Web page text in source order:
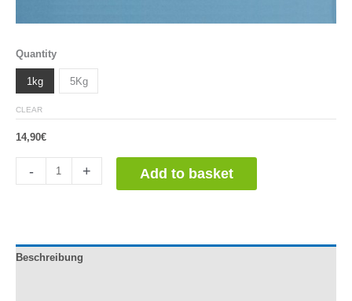
Quantity
1kg 5Kg
CLEAR
14,90€
- + Add to basket
Beschreibung